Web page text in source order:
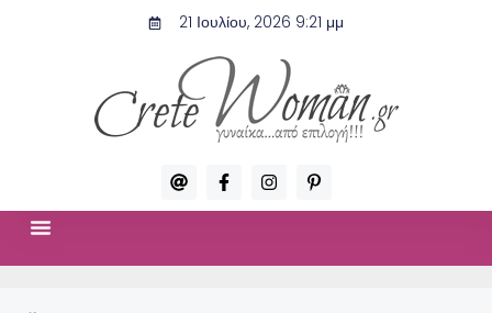
21 Ιουλίου, 2026 9:21 μμ
A
t
F
a
c
I
n
s
P
i
n